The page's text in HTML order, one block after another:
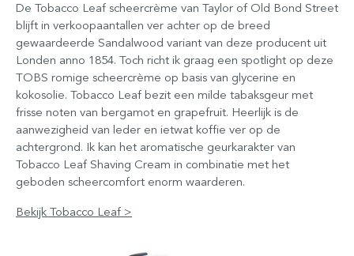
De Tobacco Leaf scheercrème van Taylor of Old Bond Street
blijft in verkoopaantallen ver achter op de breed
gewaardeerde Sandalwood variant van deze producent uit
Londen anno 1854. Toch richt ik graag een spotlight op deze
TOBS romige scheercrème op basis van glycerine en
kokosolie. Tobacco Leaf bezit een milde tabaksgeur met
frisse noten van bergamot en grapefruit. Heerlijk is de
aanwezigheid van leder en ietwat koffie ver op de
achtergrond. Ik kan het aromatische geurkarakter van
Tobacco Leaf Shaving Cream in combinatie met het
geboden scheercomfort enorm waarderen.
Bekijk Tobacco Leaf >